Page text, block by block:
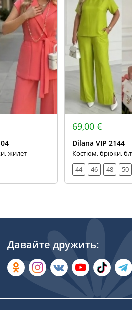
жилет
69,00 €
Dilana VIP 2144
Костюм, брюки,
44
46 48 50
Давайте дружить: